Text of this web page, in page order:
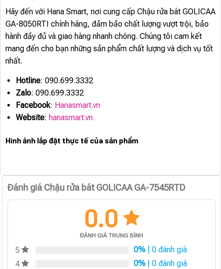
Hãy đến với Hana Smart, nơi cung cấp Chậu rửa bát GOLICAA
GA-8050RTI chính hãng, đảm bảo chất lượng vượt trội, bảo
hành đầy đủ và giao hàng nhanh chóng. Chúng tôi cam kết
mang đến cho bạn những sản phẩm chất lượng và dịch vụ tốt
nhất.
Hotline: 090.699.3332
Zalo: 090.699.3332
Facebook: Hanasmart.vn
Website: hanasmart.vn
Hình ảnh lắp đặt thực tế của sản phẩm
Đánh giá Chậu rửa bát GOLICAA GA-7545RTD
0.0
ĐÁNH GIÁ TRUNG BÌNH
5 0% | 0 đánh giá
4
0% | 0 đánh giá